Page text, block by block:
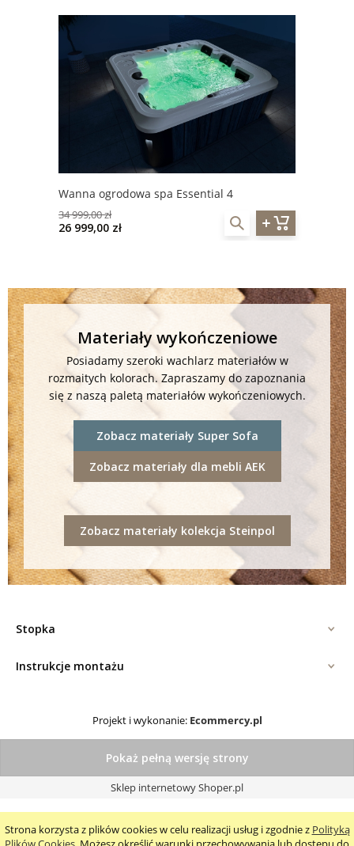
Strona korzysta z plików cookies w celu realizacji usług i zgodnie z Polityką
Wanna ogrodowa spa Essential 4
34 999,00 zł
26 999,00 zł
Materiały wykończeniowe
Posiadamy szeroki wachlarz materiałów w
rozmaitych kolorach. Zapraszamy do zapoznania
się z naszą paletą materiałów wykończeniowych.
Zobacz materiały Super Sofa
Zobacz materiały dla mebli AEK
Zobacz materiały kolekcja Steinpol
Stopka
Instrukcje montażu
Projekt i wykonanie: Ecommercy.pl
Pokaż pełną wersję strony
Sklep internetowy Shoper.pl